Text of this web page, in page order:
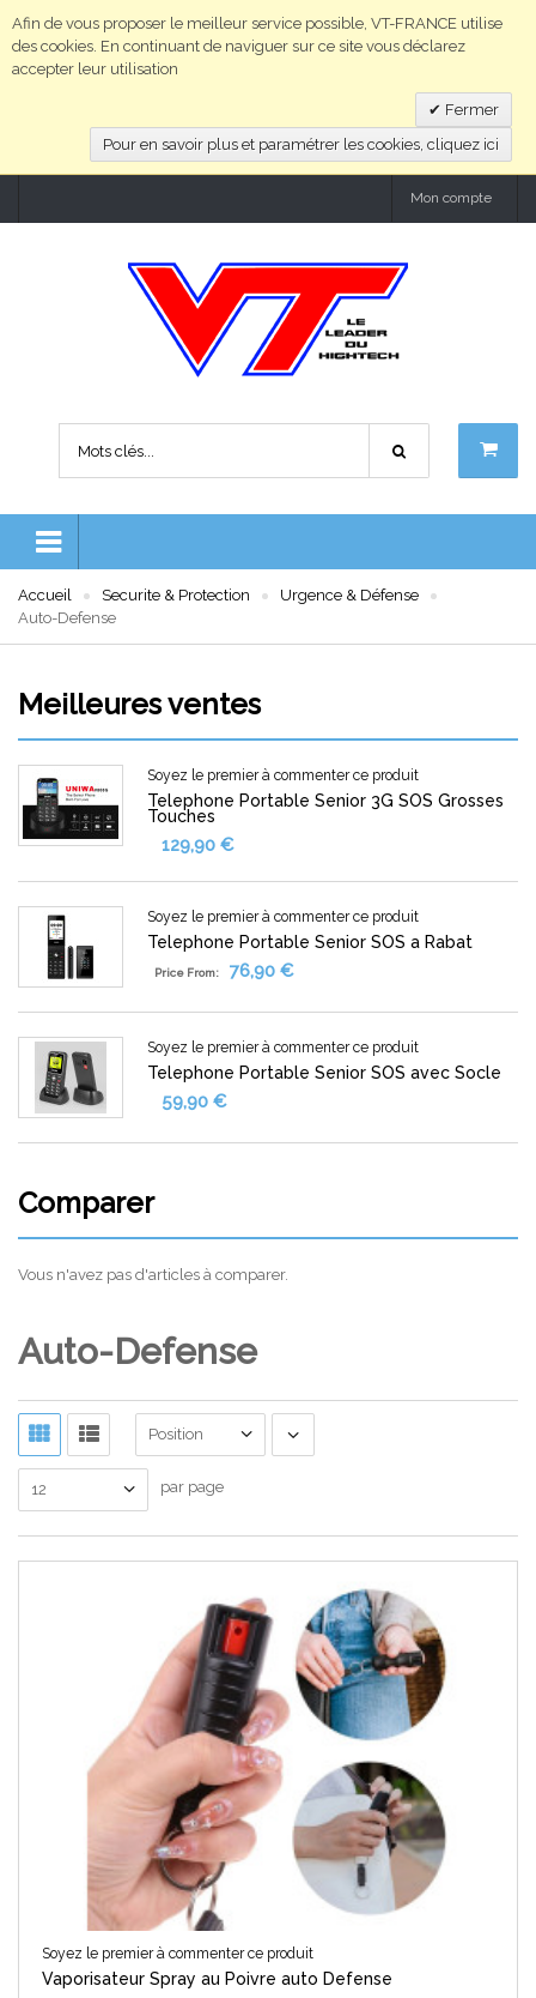
Afin de vous proposer le meilleur service possible, VT-FRANCE utilise
des cookies. En continuant de naviguer sur ce site vous déclarez
accepter leur utilisation
Fermer
Pour en savoir plus et paramétrer les cookies, cliquez ici
Mon compte
Accueil Securite & Protection
Urgence & Défense
Auto-Defense
Meilleures ventes
Soyez le premier à commenter ce produit
Telephone Portable Senior 3G SOS Grosses
Touches
129,90 €
Soyez le premier à commenter ce produit
Telephone Portable Senior SOS a Rabat
Price From: 76,90 €
Soyez le premier à commenter ce produit
Telephone Portable Senior SOS avec Socle
59,90 €
Comparer
Vous n'avez pas d'articles à comparer.
Auto-Defense
Position
12 par page
Soyez le premier à commenter ce produit
Vaporisateur Spray au Poivre auto Defense